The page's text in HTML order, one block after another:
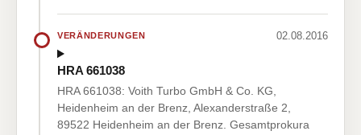
VERÄNDERUNGEN 02.08.2016
HRA 661038
HRA 661038: Voith Turbo GmbH & Co. KG,
Heidenheim an der Brenz, Alexanderstraße 2,
89522 Heidenheim an der Brenz. Gesamtprokura